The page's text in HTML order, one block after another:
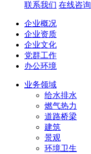
联系我们 在线咨询
企业概况
企业资质
企业文化
党群工作
办公环境
业务领域
给水排水
燃气热力
道路桥梁
建筑
景观
环境卫生